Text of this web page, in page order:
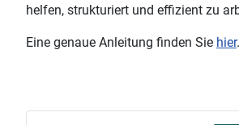
helfen, strukturiert und effizient zu
Eine genaue Anleitung finden Sie hier.